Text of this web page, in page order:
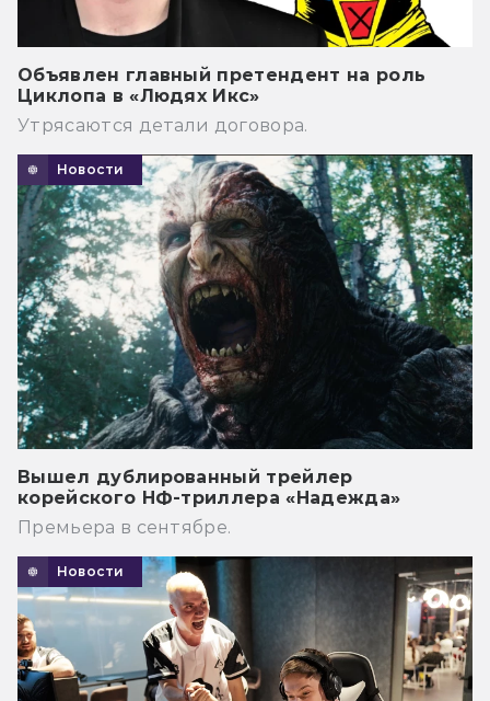
Объявлен главный претендент на роль
Циклопа в «Людях Икс»
Утрясаются детали договора.
Новости
Вышел дублированный трейлер
корейского НФ-триллера «Надежда»
Премьера в сентябре.
Новости